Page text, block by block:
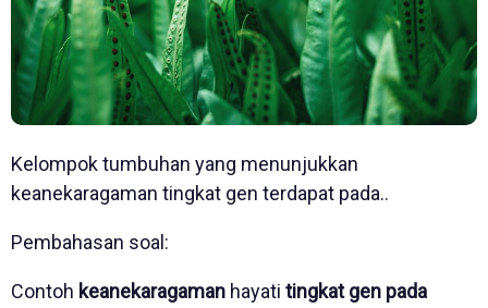
Kelompok tumbuhan yang menunjukkan
keanekaragaman tingkat gen terdapat pada..
Pembahasan soal:
Contoh keanekaragaman hayati tingkat gen pada